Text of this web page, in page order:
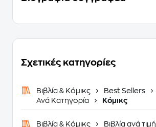
Σχετικές κατηγορίες
Βιβλία & Κόμικς
Best Sellers
Ανά Κατηγορία
Κόμικς
Βιβλία & Κόμικς
Βιβλία ανά τιμή